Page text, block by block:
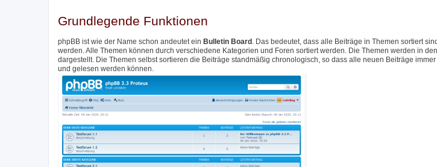
Grundlegende Funktionen
phpBB ist wie der Name schon andeutet ein Bulletin Board . Das bedeutet, dass alle Beiträge in Themen sortiert
werden. Alle Themen können durch verschiedene Kategorien und Foren sortiert werden. Die Themen werden in
dargestellt. Die Themen selbst sortieren die Beiträge standmäßig chronologisch, so dass alle neuen Beiträge
und gelesen werden können.